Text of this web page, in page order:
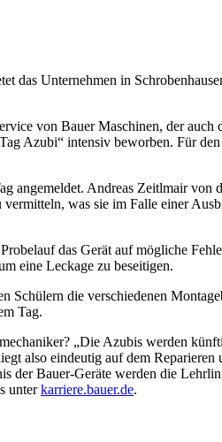
Unternehmen in
von Bauer Maschinen, der
Azubi“ intensiv beworben. Für
angemeldet. Andreas Zeitlmair
was sie im Falle einer
das Gerät auf mögliche
eine Leckage zu beseitigen.
die verschiedenen
Tag.
„Die Azubis werden
also eindeutig auf dem
der Bauer-Geräte werden die
unterkarriere.bauer.de.